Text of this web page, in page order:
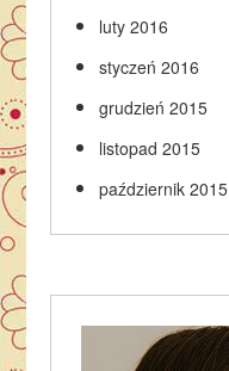
luty 2016
styczeń 2016
grudzień 2015
listopad 2015
październik 2015